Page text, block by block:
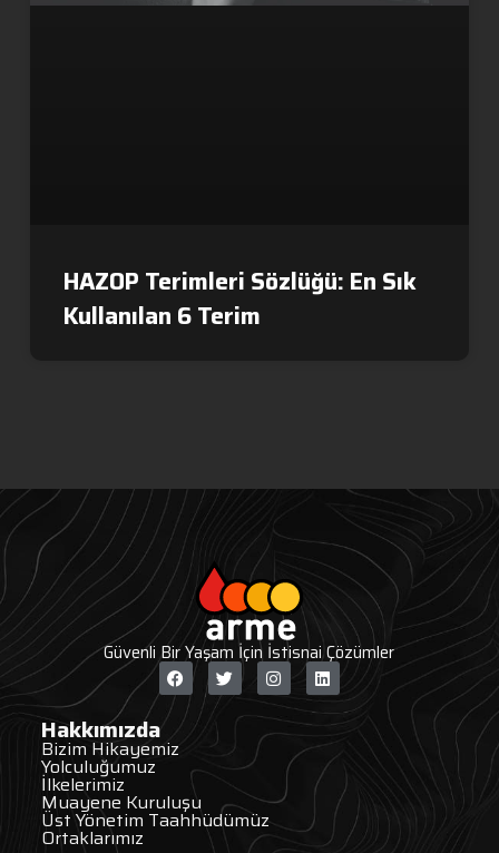
HAZOP Terimleri Sözlüğü: En Sık
Kullanılan 6 Terim
Güvenli Bir Yaşam İçin İstisnai Çözümler
Hakkımızda
Bizim Hikayemiz
Yolculuğumuz
İlkelerimiz
Muayene Kuruluşu
Üst Yönetim Taahhüdümüz
Ortaklarımız